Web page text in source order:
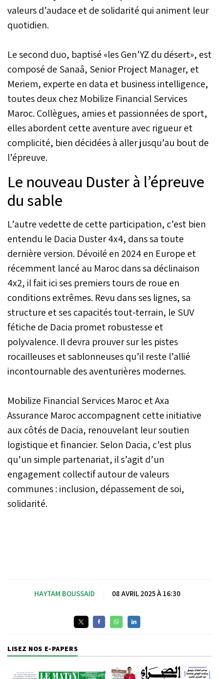
valeurs d’audace et de solidarité qui animent leur
quotidien.
Le second duo, baptisé «les Gen’YZ du désert», est
composé de Sanaâ, Senior Project Manager, et
Meriem, experte en data et business intelligence,
toutes deux chez Mobilize Financial Services
Maroc. Collègues, amies et passionnées de sport,
elles abordent cette aventure avec rigueur et
complicité, bien décidées à aller jusqu’au bout de
l’épreuve.
Le nouveau Duster à l’épreuve
du sable
L’autre vedette de cette participation, c’est bien
entendu le Dacia Duster 4x4, dans sa toute
dernière version. Dévoilé en 2024 en Europe et
récemment lancé au Maroc dans sa déclinaison
4x2, il fait ici ses premiers tours de roue en
conditions extrêmes. Revu dans ses lignes, sa
structure et ses capacités tout-terrain, le SUV
fétiche de Dacia promet robustesse et
polyvalence. Il devra prouver sur les pistes
rocailleuses et sablonneuses qu’il reste l’allié
incontournable des aventurières modernes.
Mobilize Financial Services Maroc et Axa
Assurance Maroc accompagnent cette initiative
aux côtés de Dacia, renouvelant leur soutien
logistique et financier. Selon Dacia, c’est plus
qu’un simple partenariat, il s’agit d’un
engagement collectif autour de valeurs
communes : inclusion, dépassement de soi,
solidarité.
HAYTAM BOUSSAID 08 AVRIL 2025 À 16:30
LISEZ NOS E-PAPERS